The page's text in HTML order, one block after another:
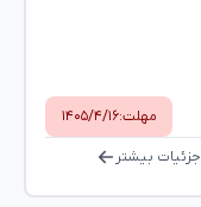
مهلت:۱۴۰۵/۴/۱۶
جزئیات بیشتر